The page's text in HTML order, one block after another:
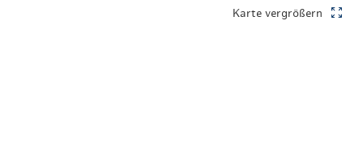
Karte vergrößern